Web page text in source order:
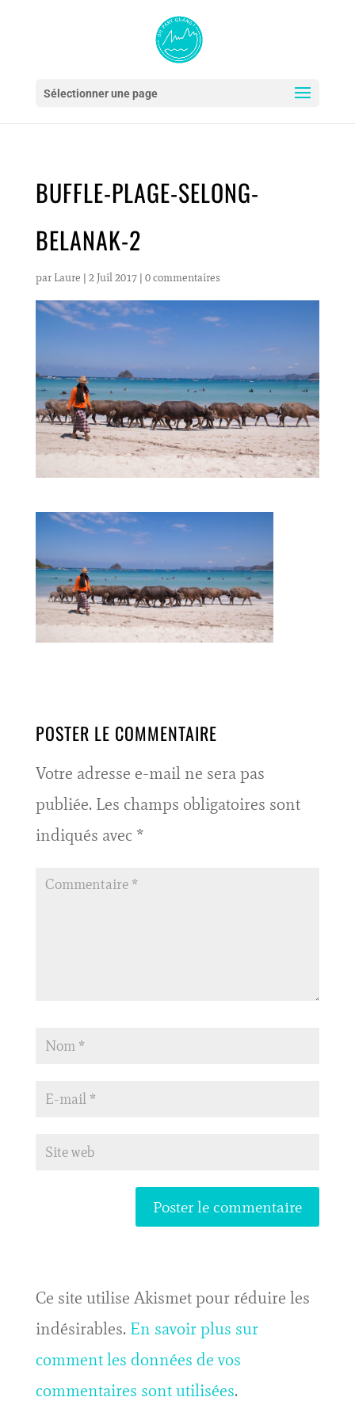
Sélectionner une page
BUFFLE-PLAGE-SELONG-
BELANAK-2
par Laure | 2 Juil 2017| 0 commentaires
POSTER LE COMMENTAIRE
Votre adresse e-mail ne sera pas
publiée. Les champs obligatoires sont
indiqués avec *
Ce site utilise Akismet pour réduire les
indésirables. En savoir plus sur
comment les données de vos
commentaires sont utilisées.